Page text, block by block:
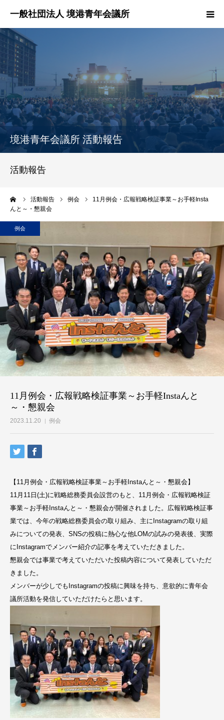
境港青年会議所 活動報告
活動報告
活動報告 例会
11月例会・広報戦略検証事業～お手軽Insta
んと～・懇親会
例会
11月例会・広報戦略検証事業～お手軽Instaんと
～・懇親会
2023.11.20 例会
【11月例会・広報戦略検証事業～お手軽Instaんと～・懇親会】
11月11日(土)に戦略総務委員会設営のもと、11月例会・広報戦略検証
事業～お手軽Instaんと～・懇親会が開催されました。広報戦略検証事
業では、今年の戦略総務委員会の取り組み、主にInstagramの取り組
みについての発表、SNSの投稿に熱心な他LOMの試みの発表後、実際
にInstagramでメンバー紹介の記事を考えていただきました。
懇親会では事業で考えていただいた投稿内容について発表していただ
きました。
メンバーが少しでもInstagramの投稿に興味を持ち、意欲的に青年会
議所活動を発信していただけたらと思います。
HOME
境港青年会議所とは？
境港青年会議所の活動報告
各委員会紹介